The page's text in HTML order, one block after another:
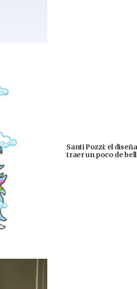
Santi Pozzi: el
traer un poco de